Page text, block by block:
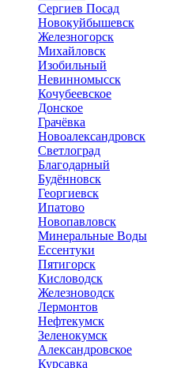
Сергиев Посад
Новокуйбышевск
Железногорск
Михайловск
Изобильный
Невинномысск
Кочубеевское
Донское
Грачёвка
Новоалександровск
Светлоград
Благодарный
Будённовск
Георгиевск
Ипатово
Новопавловск
Минеральные Воды
Ессентуки
Пятигорск
Кисловодск
Железноводск
Лермонтов
Нефтекумск
Зеленокумск
Александровское
Курсавка